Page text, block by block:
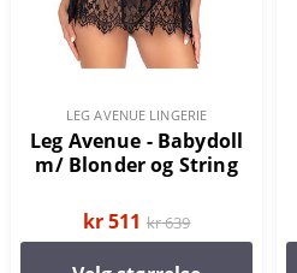
LEG AVENUE LINGERIE
Leg Avenue - Babydoll
m/ Blonder og String
kr 511 kr 639